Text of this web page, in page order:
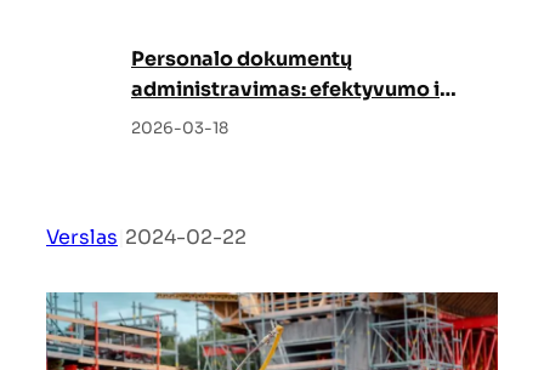
Personalo dokumentų
administravimas: efektyvumo ir
tvarkos garantas
2026-03-18
Verslas 2024-02-22